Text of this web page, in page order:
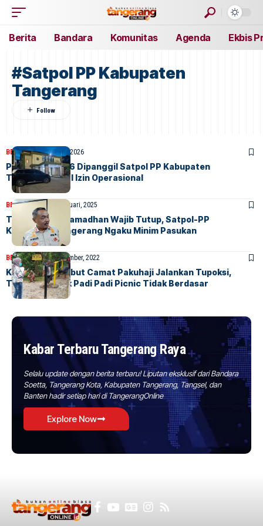
Berita Bandara Komunitas Agenda Ekbis
#Satpol PP Kabupaten
Tangerang
BERITAHOME26 Mei, 2026
Pemilik THM 126 Dipanggil Satpol PP Kabupaten
Tangerang soal Izin Operasional
BERITAHOME 26 Februari, 2025
THM di Bulan Ramadhan Wajib Tutup, Satpol-PP
Kabupaten Tangerang Ngaku Minim Pasukan
BERITAHOME8 September, 2022
Kasatpol PP Sebut Camat Pakuhaji Jalankan Tupoksi,
Tudingan Pihak Padi Padi Picnic Tidak Berdasar
Kabar Terbaru Tangerang Raya
Selalu update dengan berita terbaru! Liputan eksklusif dari Bandara
Soetta, Tangerang Kota, Kabupaten Tangerang, Tangsel, dan
Banten hadir setiap hari di TangerangOnline
Explore Now